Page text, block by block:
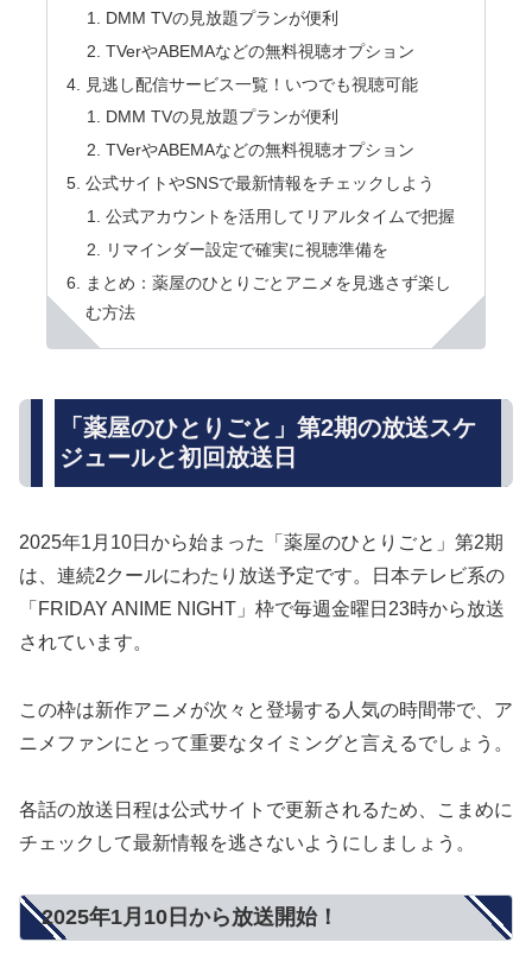
DMM TVの見放題プランが便利
TVerやABEMAなどの無料視聴オプション
見逃し配信サービス一覧！いつでも視聴可能
DMM TVの見放題プランが便利
TVerやABEMAなどの無料視聴オプション
公式サイトやSNSで最新情報をチェックしよう
公式アカウントを活用してリアルタイムで把握
リマインダー設定で確実に視聴準備を
まとめ：薬屋のひとりごとアニメを見逃さず楽し
む方法
「薬屋のひとりごと」第2期の放送スケ
ジュールと初回放送日
2025年1月10日から始まった「薬屋のひとりごと」第2期
は、連続2クールにわたり放送予定です。日本テレビ系の
「FRIDAY ANIME NIGHT」枠で毎週金曜日23時から放送
されています。
この枠は新作アニメが次々と登場する人気の時間帯で、ア
ニメファンにとって重要なタイミングと言えるでしょう。
各話の放送日程は公式サイトで更新されるため、こまめに
チェックして最新情報を逃さないようにしましょう。
2025年1月10日から放送開始！